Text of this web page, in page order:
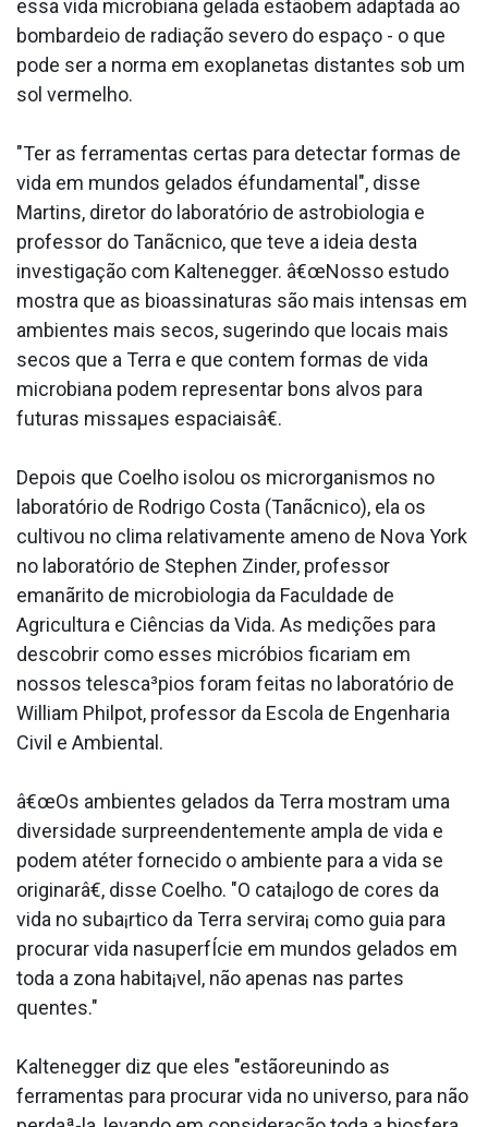
essa vida microbiana gelada estãobem adaptada ao
bombardeio de radiação severo do espaço - o que
pode ser a norma em exoplanetas distantes sob um
sol vermelho.
"Ter as ferramentas certas para detectar formas de
vida em mundos gelados éfundamental", disse
Martins, diretor do laboratório de astrobiologia e
professor do Tanãcnico, que teve a ideia desta
investigação com Kaltenegger. â€œNosso estudo
mostra que as bioassinaturas são mais intensas em
ambientes mais secos, sugerindo que locais mais
secos que a Terra e que contem formas de vida
microbiana podem representar bons alvos para
futuras missaµes espaciaisâ€.
Depois que Coelho isolou os microrganismos no
laboratório de Rodrigo Costa (Tanãcnico), ela os
cultivou no clima relativamente ameno de Nova York
no laboratório de Stephen Zinder, professor
emanãrito de microbiologia da Faculdade de
Agricultura e Ciências da Vida. As medições para
descobrir como esses micróbios ficariam em
nossos telesca³pios foram feitas no laboratório de
William Philpot, professor da Escola de Engenharia
Civil e Ambiental.
â€œOs ambientes gelados da Terra mostram uma
diversidade surpreendentemente ampla de vida e
podem atéter fornecido o ambiente para a vida se
originarâ€, disse Coelho. "O cata¡logo de cores da
vida no suba¡rtico da Terra servira¡ como guia para
procurar vida nasuperfÍcie em mundos gelados em
toda a zona habita¡vel, não apenas nas partes
quentes."
Kaltenegger diz que eles "estãoreunindo as
ferramentas para procurar vida no universo, para não